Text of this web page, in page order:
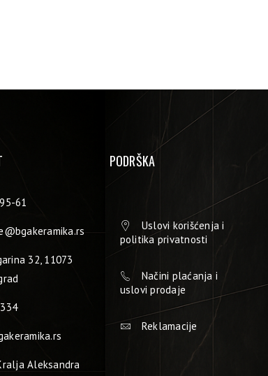
61
32, 11073
Aleksandra
PODRŠKA
Uslovi korišćenja i
politika privatnosti
Načini plaćanja i
uslovi prodaje
Reklamacije